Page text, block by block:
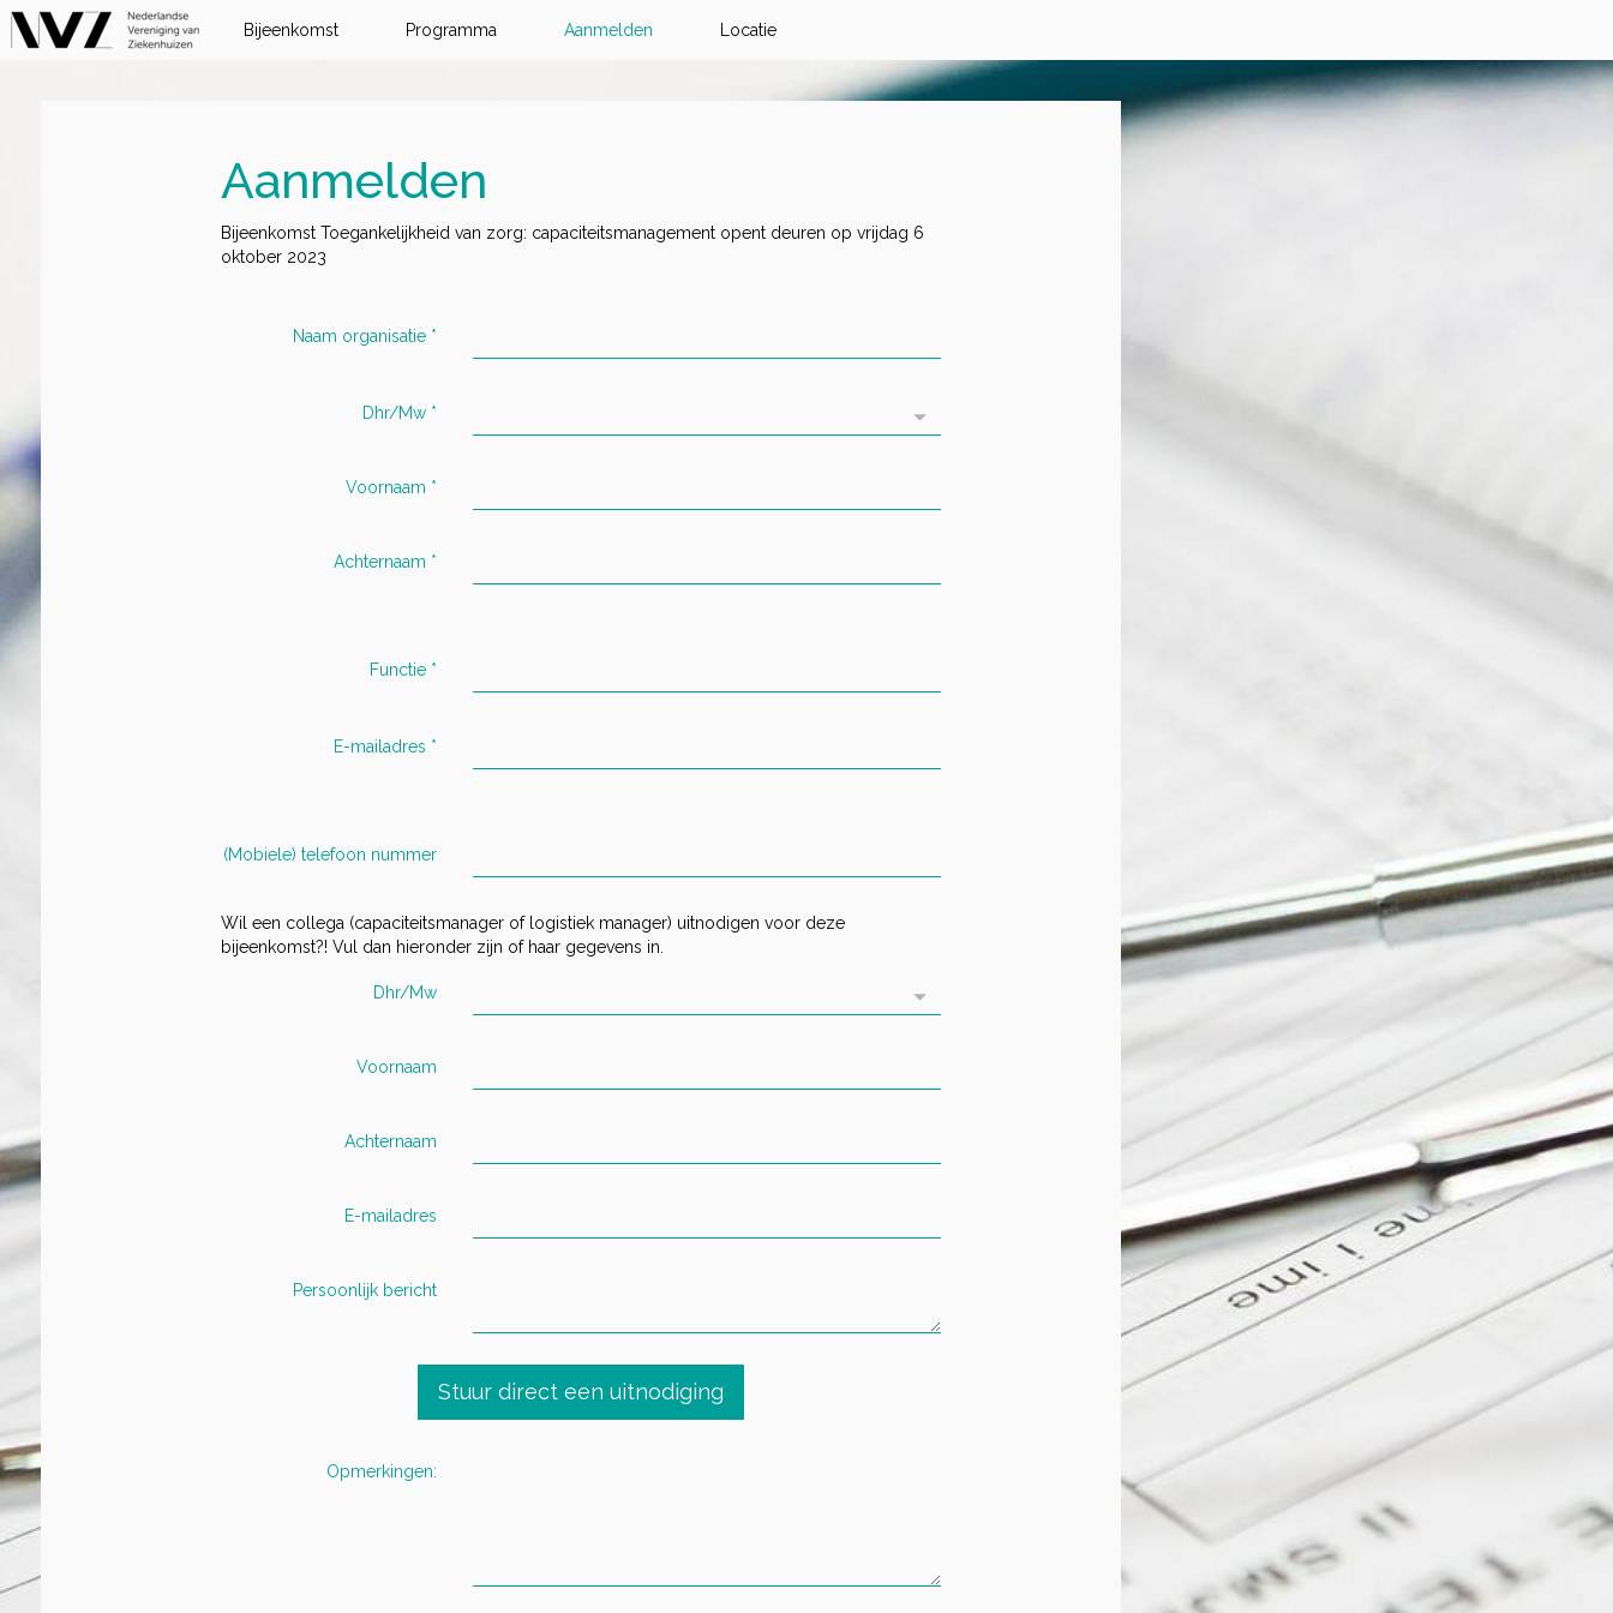
Bijeenkomst Programma Aanmelden Locatie
Aanmelden
Bijeenkomst Toegankelijkheid van zorg: capaciteitsmanagement opent deuren op vrijdag 6
oktober 2023
Naam organisatie*
Dhr/Mw*
Voornaam *
Achternaam *
Functie*
E-mailadres *
(Mobiele) telefoon nummer
Wil een collega (capaciteitsmanager of logistiek manager) uitnodigen voor deze
bijeenkomst?! Vul dan hieronder zijn of haar gegevens in.
Dhr/Mw
Voornaam
Achternaam
E-mailadres
Persoonlijk bericht
Stuur direct een uitnodiging
Opmerkingen: